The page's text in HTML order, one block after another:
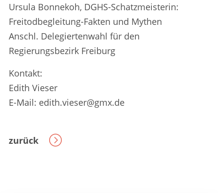
Ursula Bonnekoh, DGHS-Schatzmeisterin:
Freitodbegleitung-Fakten und Mythen
Anschl. Delegiertenwahl für den
Regierungsbezirk Freiburg
Kontakt:
Edith Vieser
E-Mail: edith.vieser@gmx.de
zurück